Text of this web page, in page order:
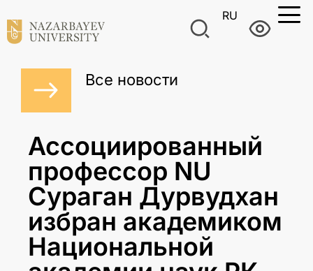
RU
Все новости
Ассоциированный
профессор NU
Сураган Дурвудхан
избран академиком
Национальной